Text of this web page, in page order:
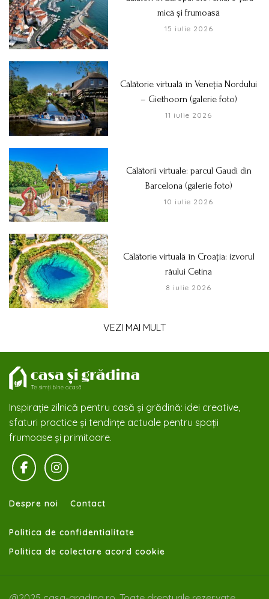
mică și frumoasă
15 iulie 2026
Călătorie virtuală în Veneția Nordului
– Giethoorn (galerie foto)
11 iulie 2026
Călătorii virtuale: parcul Gaudi din
Barcelona (galerie foto)
10 iulie 2026
Călătorie virtuală în Croația: izvorul
râului Cetina
8 iulie 2026
VEZI MAI MULT
Inspirație zilnică pentru casă și grădină: idei creative,
sfaturi practice și tendințe actuale pentru spații
frumoase și primitoare.
Despre noi Contact
Politica de confidentialitate
Politica de colectare acord cookie